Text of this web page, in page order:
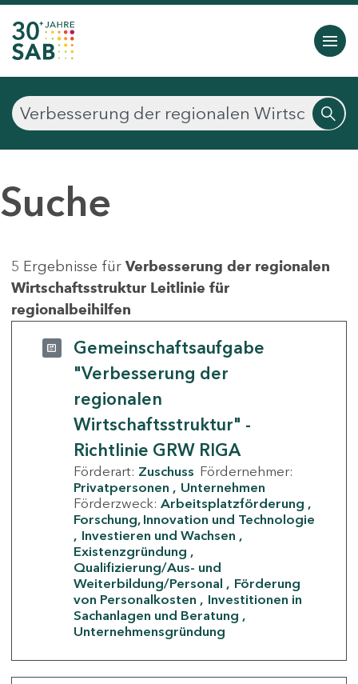
Suche
5 Ergebnisse für Verbesserung der regionalen
Wirtschaftsstruktur Leitlinie für
regionalbeihilfen
Gemeinschaftsaufgabe
"Verbesserung der
regionalen
Wirtschaftsstruktur" -
Richtlinie GRW RIGA
Förderart: Zuschuss Fördernehmer:
Privatpersonen
Unternehmen
Förderzweck: Arbeitsplatzförderung
Forschung, Innovation und Technologie
Investieren und Wachsen
Existenzgründung
Qualifizierung/Aus- und
Weiterbildung/Personal
Förderung
von Personalkosten
Investitionen in
Sachanlagen und Beratung
Unternehmensgründung